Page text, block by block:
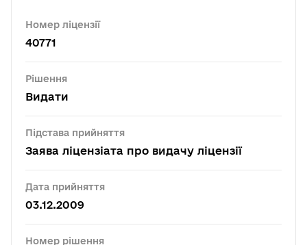
Номер ліцензії
40771
Рішення
Видати
Підстава прийняття
Заява ліцензіата про видачу ліцензії
Дата прийняття
03.12.2009
Номер рішення